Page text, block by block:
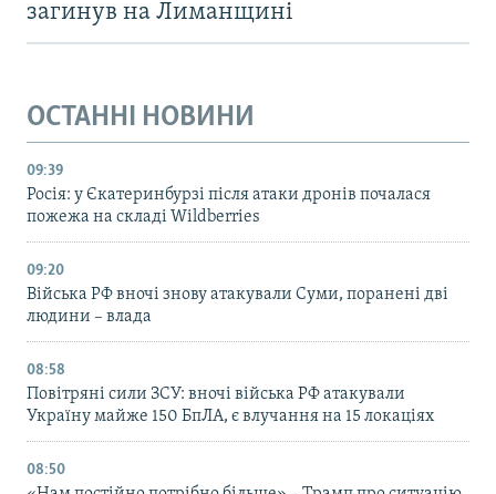
загинув на Лиманщині
ОСТАННІ НОВИНИ
09:39
Росія: у Єкатеринбурзі після атаки дронів почалася
пожежа на складі Wildberries
09:20
Війська РФ вночі знову атакували Суми, поранені дві
людини – влада
08:58
Повітряні сили ЗСУ: вночі війська РФ атакували
Україну майже 150 БпЛА, є влучання на 15 локаціях
08:50